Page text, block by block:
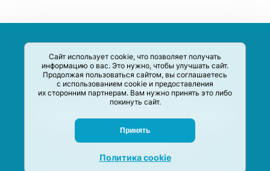
Сайт использует cookie, что позволяет получать
информацию о вас. Это нужно, чтобы улучшать сайт.
Продолжая пользоваться сайтом, вы соглашаетесь
с использованием cookie и предоставления
их сторонним партнерам. Вам нужно принять это либо
покинуть сайт.
Принять
Политика cookie
систематизации акций и скидок на товары и услуги в РФ
Задать вопрос
© M-Social production 2020 –2026